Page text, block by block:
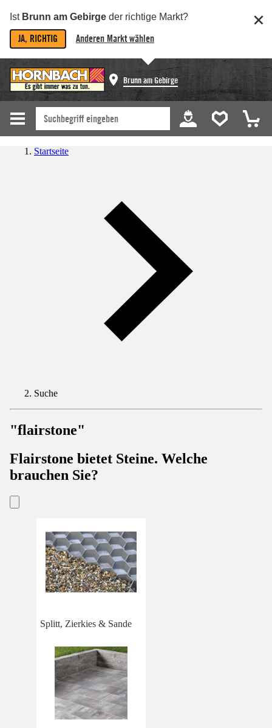
Ist Brunn am Gebirge der richtige Markt?
JA, RICHTIG Anderen Markt wählen
Brunn am Gebirge
Startseite
Suche
"flairstone"
Flairstone bietet Steine. Welche
brauchen Sie?
Splitt, Zierkies & Sande